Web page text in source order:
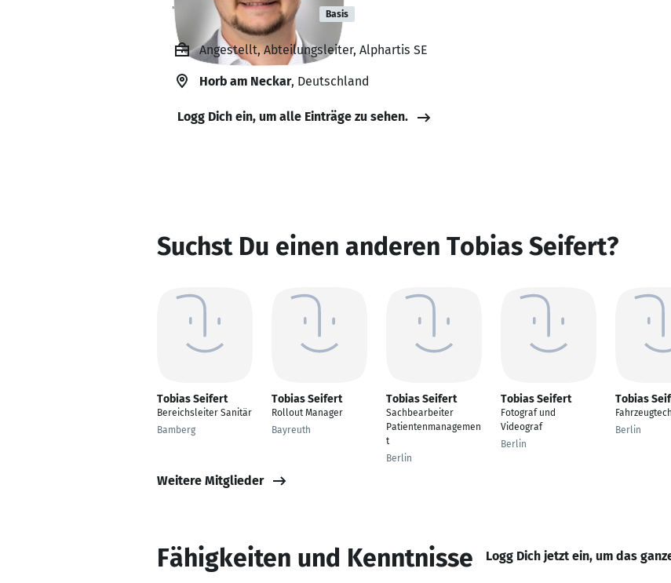
Tobias Seifert Basis
Angestellt, Abteilungsleiter, Alphartis SE
Horb am Neckar, Deutschland
Logg Dich ein, um alle Einträge zu sehen.
Suchst Du einen anderen Tobias Seifert?
Tobias Seifert
Bereichsleiter Sanitär
Bamberg
Tobias Seifert
Rollout Manager
Bayreuth
Tobias Seifert
Sachbearbeiter
Patientenmanagemen
t
Berlin
Tobias Seifert
Fotograf und
Videograf
Berlin
Tobias
Berlin
Weitere Mitglieder
Fähigkeiten und Kenntnisse Logg Dich jetzt ein, um das